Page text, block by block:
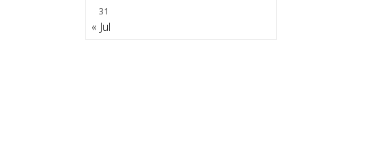
31
« Jul